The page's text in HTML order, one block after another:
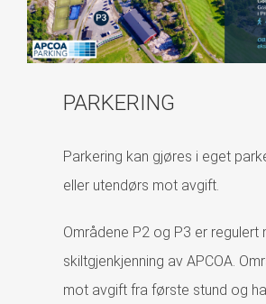
PARKERING
Parkering kan gjøres i eget
eller utendørs mot avgift.
Områdene P2 og P3 er regulert
skiltgjenkjenning av APCOA.
mot avgift fra første stund og